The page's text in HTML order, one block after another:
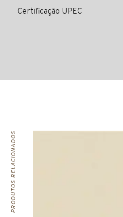
Certificação UPEC
PRODUTOS RELACIONADOS